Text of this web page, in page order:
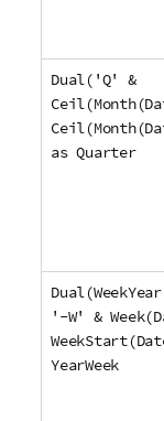
Dual('Q' &
as Quarter
'-W' &
YearWeek